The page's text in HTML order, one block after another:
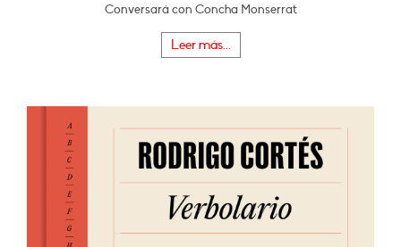
Conversará con Concha Monserrat
Leer más...